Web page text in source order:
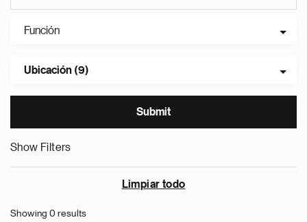
Función
Ubicación (9)
Show Filters
Limpiar todo
Showing 0 results